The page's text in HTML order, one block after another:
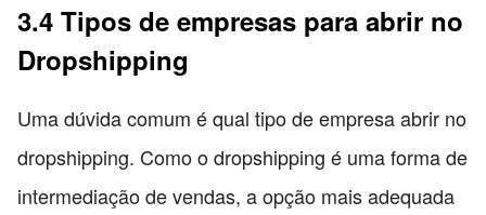
3.4 Tipos de empresas para abrir no
Dropshipping
Uma dúvida comum é qual tipo de empresa abrir no
dropshipping. Como o dropshipping é uma forma de
intermediação de vendas, a opção mais adequada